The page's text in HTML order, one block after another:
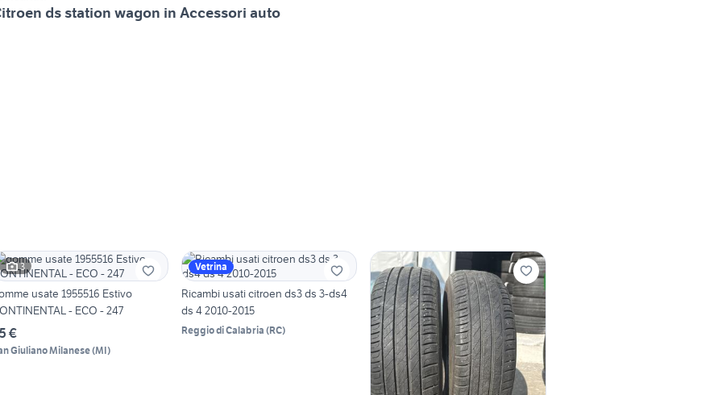
ds station wagon in Accessori auto
3
usate 1955516 Estivo
- ECO - 247
€
Giuliano Milanese(MI)
Vetrina
Ricambi usati citroen ds3 ds 3-ds4
ds 4 2010-2015
Reggio di Calabria (RC)